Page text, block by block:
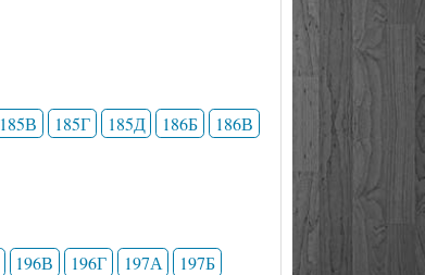
185В 185Г 185Д 186Б
186В
196В 196Г 197А 197Б